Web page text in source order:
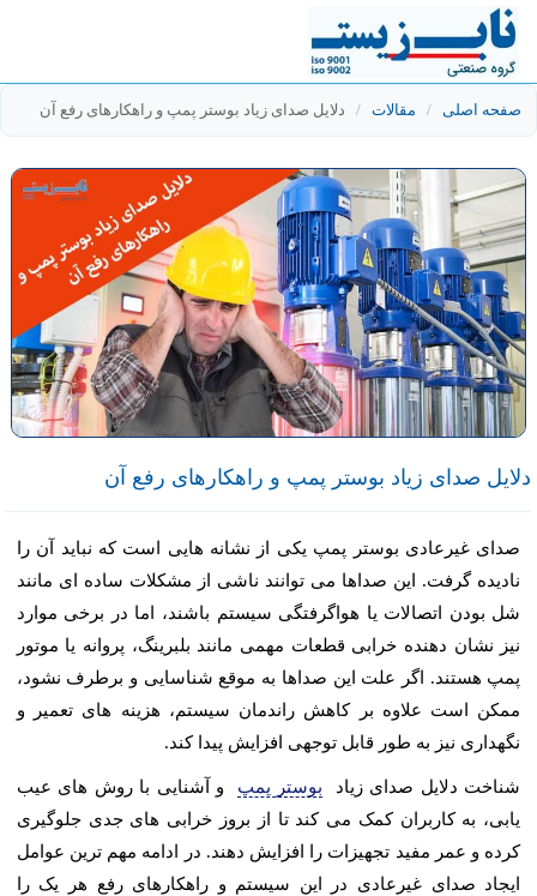
صفحه اصلی / مقالات / دلایل صدای زیاد بوستر پمپ و راهکارهای رفع آن
دلایل صدای زیاد بوستر پمپ و راهکارهای رفع آن
صدای غیرعادی بوستر پمپ یکی از نشانه هایی است که نباید آن را
نادیده گرفت. این صداها می توانند ناشی از مشکلات ساده ای مانند
شل بودن اتصالات یا هواگرفتگی سیستم باشند، اما در برخی موارد
نیز نشان دهنده خرابی قطعات مهمی مانند بلبرینگ، پروانه یا موتور
پمپ هستند. اگر علت این صداها به موقع شناسایی و برطرف نشود،
ممکن است علاوه بر کاهش راندمان سیستم، هزینه های تعمیر و
نگهداری نیز به طور قابل توجهی افزایش پیدا کند.
شناخت دلایل صدای زیاد بوستر پمپ
و آشنایی با روش های عیب
یابی، به کاربران کمک می کند تا از بروز خرابی های جدی جلوگیری
کرده و عمر مفید تجهیزات را افزایش دهند. در ادامه مهم ترین عوامل
ایجاد صدای غیرعادی در این سیستم و راهکارهای رفع هر یک را